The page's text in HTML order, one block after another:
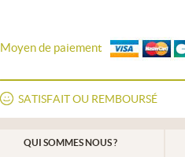
Moyen de paiement
SATISFAIT OU REMBOURSÉ
QUI SOMMES NOUS ?